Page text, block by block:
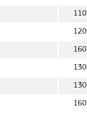
110
120
160
130
130
160